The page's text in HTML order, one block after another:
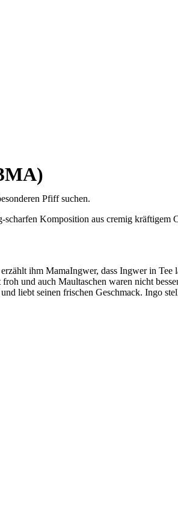
Pfiff suchen.
Komposition aus cremig kräftigem
ihm MamaIngwer, dass Ingwer in
und auch Maultaschen waren nicht
liebt seinen frischen Geschmack. Ingo